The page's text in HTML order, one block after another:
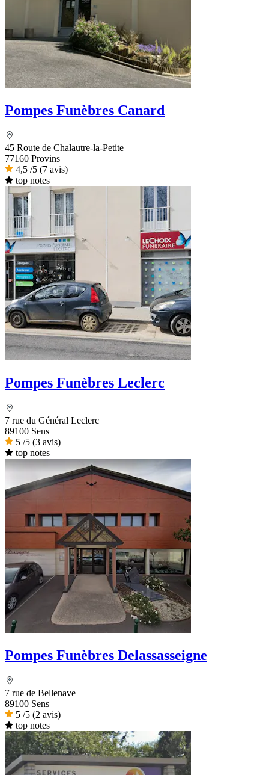
Pompes Funèbres Canard
45 Route de Chalautre-la-Petite
77160 Provins
4,5 /5 (7 avis)
top notes
Pompes Funèbres Leclerc
7 rue du Général Leclerc
89100 Sens
5 /5 (3 avis)
top notes
Pompes Funèbres Delassasseigne
7 rue de Bellenave
89100 Sens
5 /5 (2 avis)
top notes